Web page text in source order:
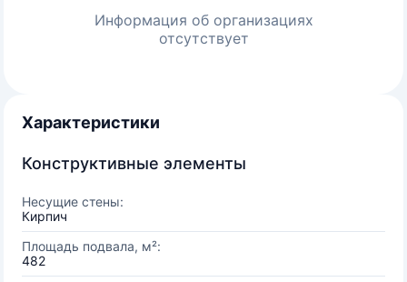
Информация об организациях
отсутствует
Характеристики
Конструктивные элементы
Несущие стены:
Кирпич
Площадь подвала, м²:
482